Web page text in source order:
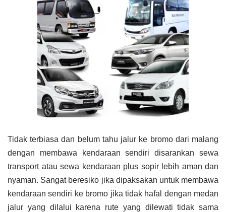
Tidak terbiasa dan belum tahu jalur ke bromo dari malang
dengan membawa kendaraan sendiri disarankan sewa
transport atau sewa kendaraan plus sopir lebih aman dan
nyaman. Sangat beresiko jika dipaksakan untuk membawa
kendaraan sendiri ke bromo jika tidak hafal dengan medan
jalur yang dilalui karena rute yang dilewati tidak sama